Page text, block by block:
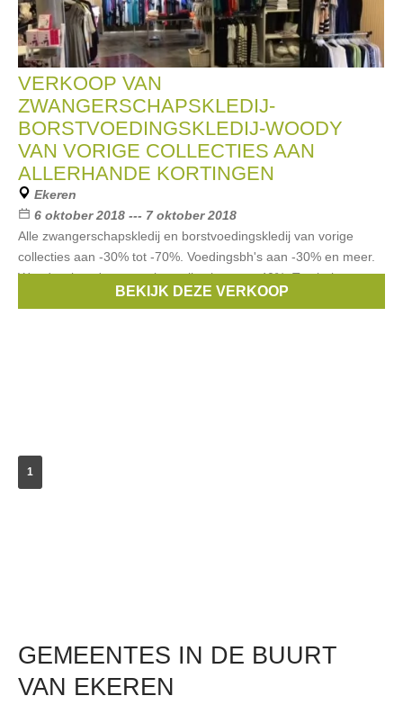
VERKOOP VAN
ZWANGERSCHAPSKLEDIJ-
BORSTVOEDINGSKLEDIJ-WOODY
VAN VORIGE COLLECTIES AAN
ALLERHANDE KORTINGEN
Ekeren
6 oktober 2018 --- 7 oktober 2018
Alle zwangerschapskledij en borstvoedingskledij van vorige
collecties aan -30% tot -70%. Voedingsbh's aan -30% en meer.
Woodypyjama's van vorige collecties aan -40%. Tombola
Esprit,Noppies,Woody,Queen mum
BEKIJK DEZE VERKOOP
1
GEMEENTES IN DE BUURT
VAN EKEREN